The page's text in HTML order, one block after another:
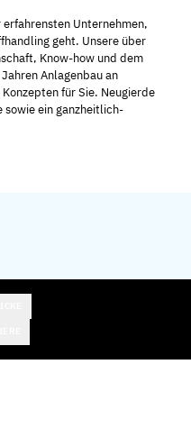
Unternehmen,
geht. Unsere über
Know-how und dem
Anlagenbau an
für Sie. Neugierde
sowie ein ganzheitlich-